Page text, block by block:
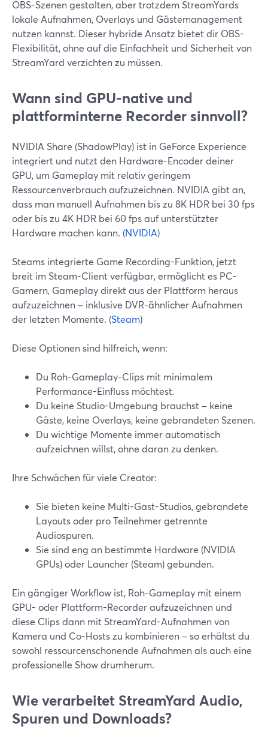
OBS-Szenen gestalten, aber trotzdem StreamYards
lokale Aufnahmen, Overlays und Gästemanagement
nutzen kannst. Dieser hybride Ansatz bietet dir OBS-
Flexibilität, ohne auf die Einfachheit und Sicherheit von
StreamYard verzichten zu müssen.
Wann sind GPU-native und
plattforminterne Recorder sinnvoll?
NVIDIA Share (ShadowPlay) ist in GeForce Experience
integriert und nutzt den Hardware-Encoder deiner
GPU, um Gameplay mit relativ geringem
Ressourcenverbrauch aufzuzeichnen. NVIDIA gibt an,
dass man manuell Aufnahmen bis zu 8K HDR bei 30 fps
oder bis zu 4K HDR bei 60 fps auf unterstützter
Hardware machen kann. (NVIDIA)
Steams integrierte Game Recording-Funktion, jetzt
breit im Steam-Client verfügbar, ermöglicht es PC-
Gamern, Gameplay direkt aus der Plattform heraus
aufzuzeichnen – inklusive DVR-ähnlicher Aufnahmen
der letzten Momente. (Steam)
Diese Optionen sind hilfreich, wenn:
Du Roh-Gameplay-Clips mit minimalem
Performance-Einfluss möchtest.
Du keine Studio-Umgebung brauchst – keine
Gäste, keine Overlays, keine gebrandeten Szenen.
Du wichtige Momente immer automatisch
aufzeichnen willst, ohne daran zu denken.
Ihre Schwächen für viele Creator:
Sie bieten keine Multi-Gast-Studios, gebrandete
Layouts oder pro Teilnehmer getrennte
Audiospuren.
Sie sind eng an bestimmte Hardware (NVIDIA
GPUs) oder Launcher (Steam) gebunden.
Ein gängiger Workflow ist, Roh-Gameplay mit einem
GPU- oder Plattform-Recorder aufzuzeichnen und
diese Clips dann mit StreamYard-Aufnahmen von
Kamera und Co-Hosts zu kombinieren – so erhältst du
sowohl ressourcenschonende Aufnahmen als auch eine
professionelle Show drumherum.
Wie verarbeitet StreamYard Audio,
Spuren und Downloads?